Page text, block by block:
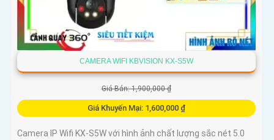
CAMERA WIFI KBVISION KX-S5W
Giá Bán: 1,900,000 ₫
Giá Khuyến Mại: 1,600,000 ₫
Camera IP Wifi KX-S5W với hình ảnh chất lượng sắc nét 5.0